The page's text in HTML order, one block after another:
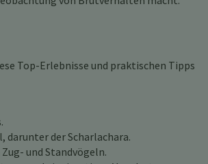
Top-Erlebnisse und praktischen Tipps
darunter der Scharlachara.
und Standvögeln.